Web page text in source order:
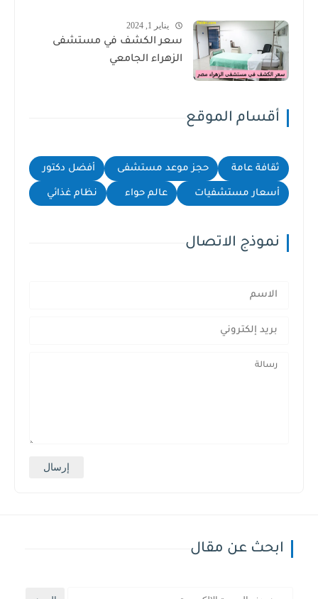
يناير 1, 2024
سعر الكشف في مستشفى
الزهراء الجامعي
أقسام الموقع
ثقافة عامة حجز موعد مستشفى أفضل دكتور
أسعار مستشفيات عالم حواء نظام غذائي
نموذج الاتصال
ابحث عن مقال